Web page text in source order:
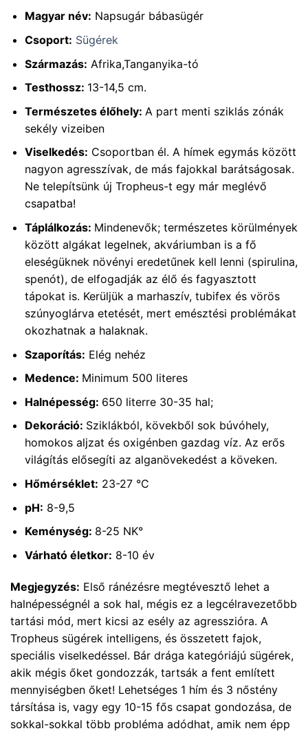
Magyar név: Napsugár bábasügér
Csoport: Sügérek
Származás: Afrika,Tanganyika-tó
Testhossz: 13-14,5 cm.
Természetes élőhely: A part menti sziklás zónák
sekély vizeiben
Viselkedés: Csoportban él. A hímek egymás között
nagyon agresszívak, de más fajokkal barátságosak.
Ne telepítsünk új Tropheus-t egy már meglévő
csapatba!
Táplálkozás: Mindenevők; természetes körülmények
között algákat legelnek, akváriumban is a fő
eleségüknek növényi eredetűnek kell lenni (spirulina,
spenót), de elfogadják az élő és fagyasztott
tápokat is. Kerüljük a marhaszív, tubifex és vörös
szúnyoglárva etetését, mert emésztési problémákat
okozhatnak a halaknak.
Szaporítás: Elég nehéz
Medence: Minimum 500 literes
Halnépesség: 650 literre 30-35 hal;
Dekoráció: Sziklákból, kövekből sok búvóhely,
homokos aljzat és oxigénben gazdag víz. Az erős
világítás elősegíti az alganövekedést a köveken.
Hőmérséklet: 23-27 °C
pH: 8-9,5
Keménység: 8-25 NK°
Várható életkor: 8-10 év
Megjegyzés: Első ránézésre megtévesztő lehet a
halnépességnél a sok hal, mégis ez a legcélravezetőbb
tartási mód, mert kicsi az esély az agresszióra. A
Tropheus sügérek intelligens, és összetett fajok,
speciális viselkedéssel. Bár drága kategóriájú sügérek,
akik mégis őket gondozzák, tartsák a fent említett
mennyiségben őket! Lehetséges 1 hím és 3 nőstény
társítása is, vagy egy 10-15 fős csapat gondozása, de
sokkal-sokkal több probléma adódhat, amik nem épp